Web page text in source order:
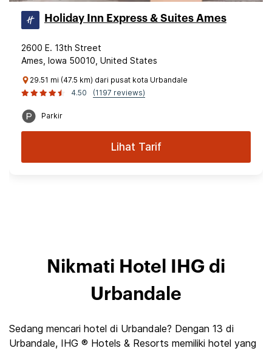
Holiday Inn Express & Suites Ames
2600 E. 13th Street
Ames, Iowa 50010, United States
29.51 mi (47.5 km) dari pusat kota Urbandale
4.50
(1197 reviews)
Parkir
Lihat Tarif
Nikmati Hotel IHG di
Urbandale
Sedang mencari hotel di Urbandale? Dengan 13 di
Urbandale, IHG ® Hotels & Resorts memiliki hotel yang